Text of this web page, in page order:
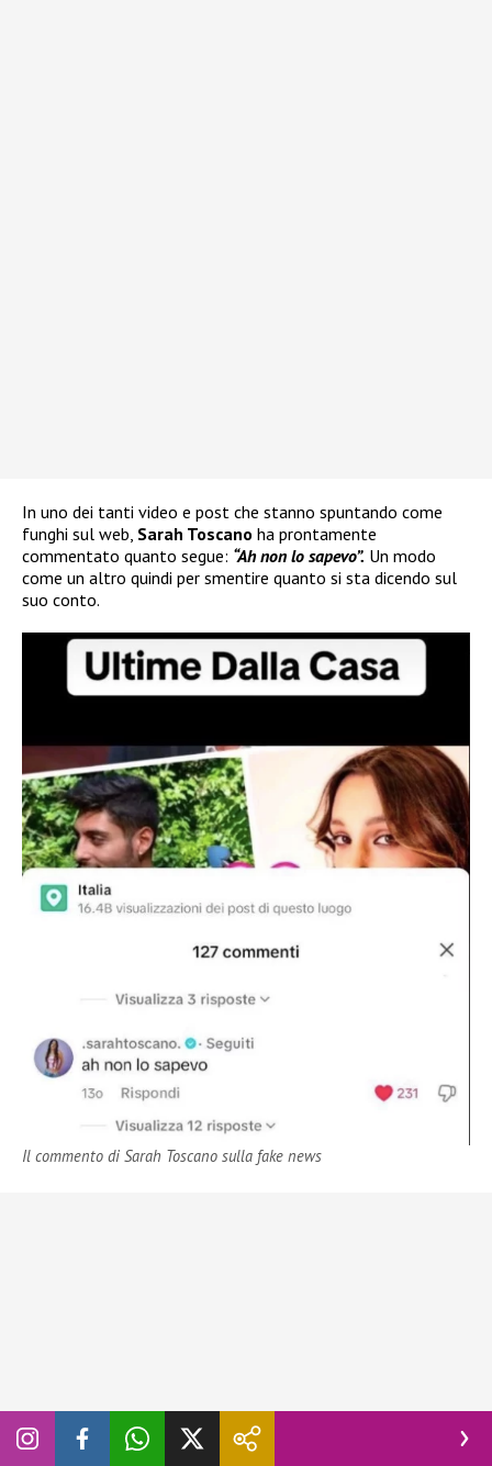
In uno dei tanti video e post che stanno spuntando come
funghi sul web, Sarah Toscano ha prontamente
commentato quanto segue: “Ah non lo sapevo”. Un modo
come un altro quindi per smentire quanto si sta dicendo sul
suo conto.
Il commento di Sarah Toscano sulla fake news